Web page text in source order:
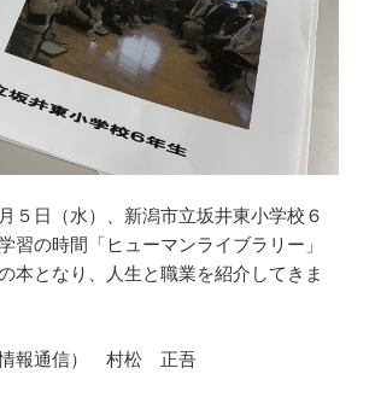
５日（水）、新潟市立坂井東小学校６
習の時間「ヒューマンライブラリー」
本となり、人生と職業を紹介してきま
情報通信） 村松 正吾